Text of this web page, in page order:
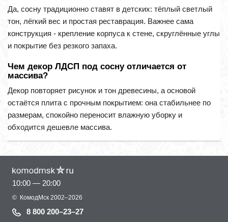
Да, сосну традиционно ставят в детских: тёплый светлый
тон, лёгкий вес и простая реставрация. Важнее сама
конструкция - крепление корпуса к стене, скруглённые углы
и покрытие без резкого запаха.
Чем декор ЛДСП под сосну отличается от
массива?
Декор повторяет рисунок и тон древесины, а основой
остаётся плита с прочным покрытием: она стабильнее по
размерам, спокойно переносит влажную уборку и
обходится дешевле массива.
10:00 — 20:00
© КомодМск 2002–2026
8 800 200–23–27